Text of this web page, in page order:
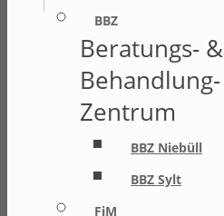
BBZ
Beratungs- &
Behandlung-
Zentrum
BBZ Niebüll
BBZ Sylt
FiM